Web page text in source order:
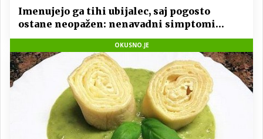
Imenujejo ga tihi ubijalec, saj pogosto
ostane neopažen: nenavadni simptomi
visokega holesterola
OKUSNO.JE